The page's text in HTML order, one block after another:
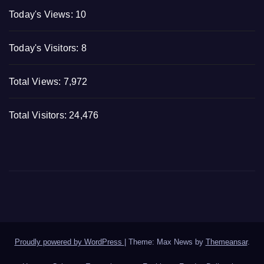
Today's Views: 10
Today's Visitors: 8
Total Views: 7,972
Total Visitors: 24,476
Proudly powered by WordPress Theme: Max News by Themeansar.